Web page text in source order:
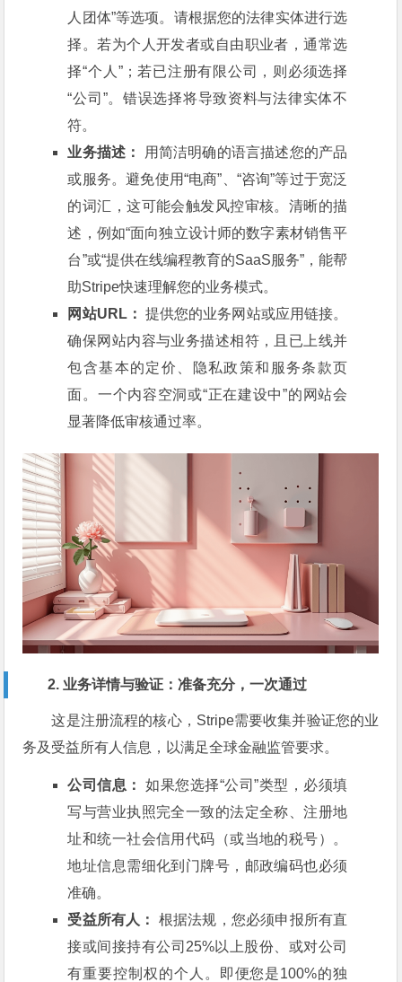
人团体”等选项。请根据您的法律实体进行选
择。若为个人开发者或自由职业者，通常选
择“个人”；若已注册有限公司，则必须选择
“公司”。错误选择将导致资料与法律实体不
符。
业务描述：
用简洁明确的语言描述您的产品
或服务。避免使用“电商”、“咨询”等过于宽泛
的词汇，这可能会触发风控审核。清晰的描
述，例如“面向独立设计师的数字素材销售平
台”或“提供在线编程教育的SaaS服务”，能帮
助Stripe快速理解您的业务模式。
网站URL： 提供您的业务网站或应用链接。
确保网站内容与业务描述相符，且已上线并
包含基本的定价、隐私政策和服务条款页
面。一个内容空洞或“正在建设中”的网站会
显著降低审核通过率。
2. 业务详情与验证：准备充分，一次通过
这是注册流程的核心，Stripe需要收集并验证您的业
务及受益所有人信息，以满足全球金融监管要求。
公司信息：
如果您选择“公司”类型，必须填
写与营业执照完全一致的法定全称、注册地
址和统一社会信用代码（或当地的税号）。
地址信息需细化到门牌号，邮政编码也必须
准确。
受益所有人：
根据法规，您必须申报所有直
接或间接持有公司25%以上股份、或对公司
有重要控制权的个人。即便您是100%的独